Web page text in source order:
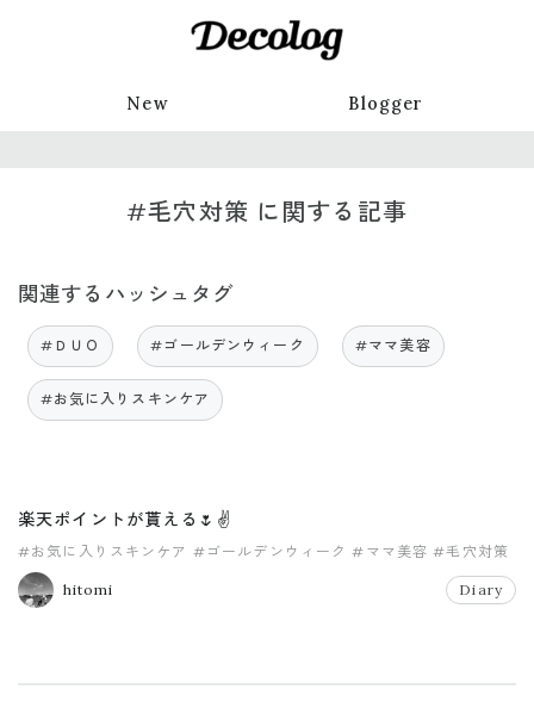
New Blogger
#毛穴対策 に関する記事
関連するハッシュタグ
#ＤＵＯ #ゴールデンウィーク #ママ美容
#お気に入りスキンケア
楽天ポイントが貰える🌷✌️
#お気に入りスキンケア #ゴールデンウィーク #ママ美容 #毛穴対策
#ＤＵＯ
hitomi
Diary